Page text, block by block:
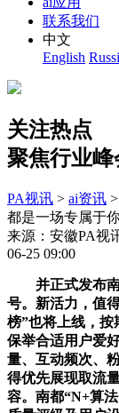
联系我们
中文
English
关注热点
聚焦行业峰
PA视讯 > ai资讯 >
都是一场专属于
来源：安徽PA视
06-25 09:00
并正式发布南
号。新活力，值
榜”也将上线，
保举合适用户爱
量、互动频次、
得优先展现取流
容。南都“N+算